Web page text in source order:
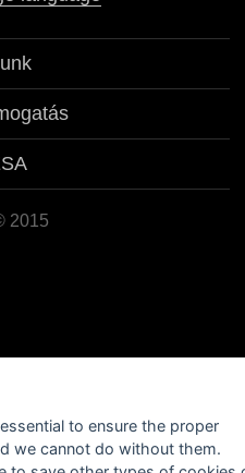
Polski
2015
to ensure the proper
we cannot do without them.